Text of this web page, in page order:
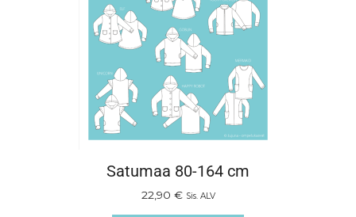
Satumaa 80-164 cm
22,90 € Sis. ALV